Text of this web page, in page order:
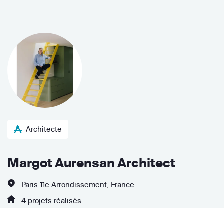
Architecte
Margot Aurensan Architect
Paris 11e Arrondissement, France
4 projets réalisés